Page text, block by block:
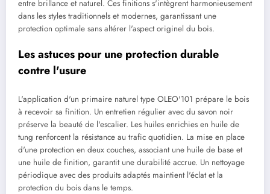
entre brillance et naturel. Ces finitions s'intègrent harmonieusement
dans les styles traditionnels et modernes, garantissant une
protection optimale sans altérer l'aspect originel du bois.
Les astuces pour une protection durable
contre l'usure
L'application d'un primaire naturel type OLEO'101 prépare le bois
à recevoir sa finition. Un entretien régulier avec du savon noir
préserve la beauté de l'escalier. Les huiles enrichies en huile de
tung renforcent la résistance au trafic quotidien. La mise en place
d'une protection en deux couches, associant une huile de base et
une huile de finition, garantit une durabilité accrue. Un nettoyage
périodique avec des produits adaptés maintient l'éclat et la
protection du bois dans le temps.